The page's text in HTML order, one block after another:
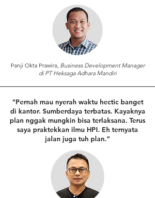
⁠Panji Okta Prawira, Business Development Manager
di PT Heksaga Adhara Mandiri
"Pernah mau nyerah waktu hectic banget
di kantor. Sumberdaya terbatas. Kayaknya
plan nggak mungkin bisa terlaksana. Terus
saya praktekkan ilmu HPI. Eh ternyata
jalan juga tuh plan.”